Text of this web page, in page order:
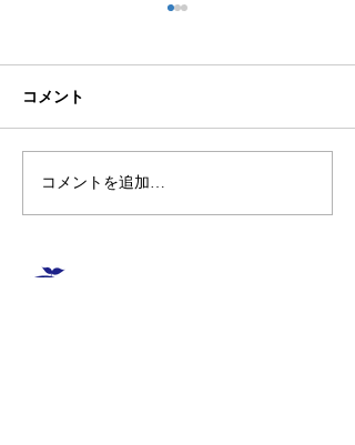
🌊ハガネの肉体を持つ職
員、岩瀬道へ！
コメント
コメントを追加…